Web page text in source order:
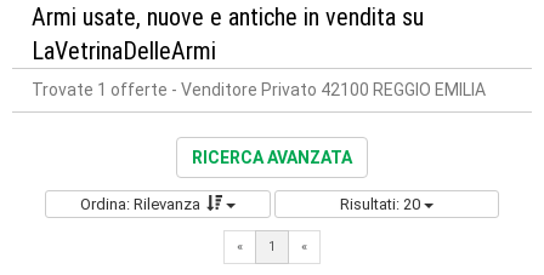
Armi usate, nuove e antiche in vendita su
LaVetrinaDelleArmi
Trovate 1 offerte - Venditore Privato 42100 REGGIO EMILIA
RICERCA AVANZATA
Ordina: Rilevanza Risultati: 20
« 1 «